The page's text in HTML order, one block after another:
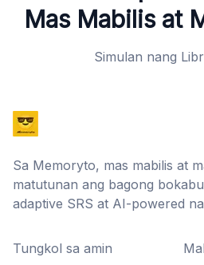
Mas Mabilis at
Simulan nang
Sa Memoryto, mas mabilis at
matutunan ang bagong
adaptive SRS at AI-powered
Tungkol sa amin